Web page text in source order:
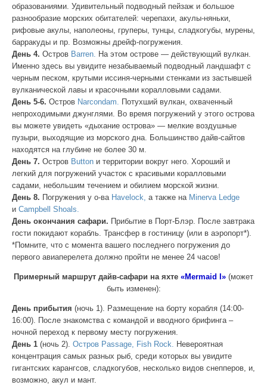
образованиями. Удивительный подводный пейзаж и большое
разнообразие морских обитателей: черепахи, акулы-няньки,
рифовые акулы, наполеоны, груперы, тунцы, сладкогубы, мурены,
барракуды и пр. Возможны дрейф-погружения.
День 4. Остров Barren.
На этом острове — действующий вулкан.
Именно здесь вы увидите незабываемый подводный ландшафт с
черным песком, крутыми иссиня-черными стенками из застывшей
вулканической лавы и красочными коралловыми садами.
День 5-6. Остров Narcondam.
Потухший вулкан, охваченный
непроходимыми джунглями. Во время погружений у этого острова
вы можете увидеть «дыхание острова» — мелкие воздушные
пузыри, выходящие из морского дна. Большинство дайв-сайтов
находятся на глубине не более 30 м.
День 7. Остров Button и территории вокруг него. Хороший и
легкий для погружений участок с красивыми коралловыми
садами, небольшим течением и обилием морской жизни.
День 8. Погружения у о-ва Havelock, а также на Minerva Ledge
и Campbell Shoals.
День окончания сафари. Прибытие в Порт-Блэр. После завтрака
гости покидают корабль. Трансфер в гостиницу (или в аэропорт*).
*Помните, что с момента вашего последнего погружения до
первого авиаперелета должно пройти не менее 24 часов!
Примерный маршрут дайв-сафари на яхте «Mermaid I» (может
быть изменен):
День прибытия (ночь 1).
Размещение на борту корабля (14:00-
16:00). После знакомства с командой и вводного брифинга –
ночной переход к первому месту погружения.
День 1 (ночь 2). Остров Passage, Fish Rock.
Невероятная
концентрация самых разных рыб, среди которых вы увидите
гигантских карангсов, сладкогубов, несколько видов снепперов, и,
возможно, акул и мант.